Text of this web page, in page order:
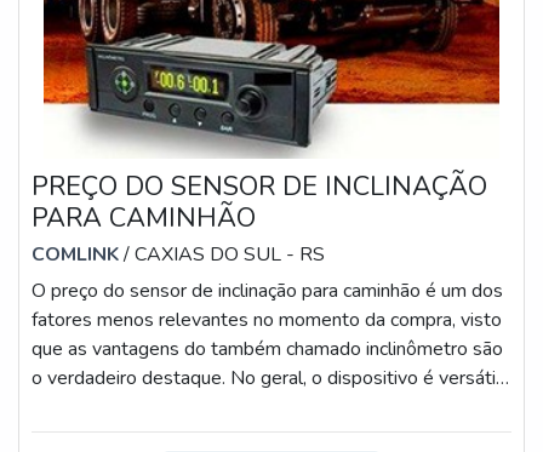
PREÇO DO SENSOR DE INCLINAÇÃO
PARA CAMINHÃO
COMLINK/ CAXIAS DO SUL - RS
O preço do sensor de inclinação para caminhão é um dos
fatores menos relevantes no momento da compra, visto
que as vantagens do também chamado inclinômetro são
o verdadeiro destaque. No geral, o dispositivo é versátil
tecnologia de ponta, contando com materiais altamente